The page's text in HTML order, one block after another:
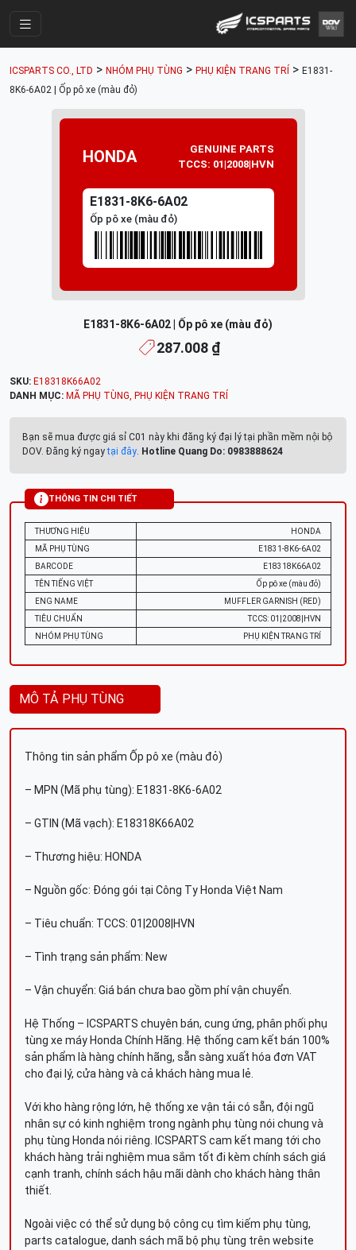
Parts Catalogue
Mã Phụ Tùng
Tài khoản
ICSPARTS CO., LTD > NHÓM PHỤ TÙNG > PHỤ KIỆN TRANG TRÍ > E1831-
8K6-6A02 | Ốp pô xe (màu đỏ)
HONDA
GENUINE PARTS
TCCS: 01|2008|HVN
E1831-8K6-6A02
Ốp pô xe (màu đỏ)
E1831-8K6-6A02 | Ốp pô xe (màu đỏ)
287.008 ₫
SKU: E18318K66A02
DANH MỤC: MÃ PHỤ TÙNG, PHỤ KIỆN TRANG TRÍ
Bạn sẽ mua được giá sỉ C01 này khi đăng ký đại lý tại phần mềm nội bộ
DOV. Đăng ký ngaytại đây. Hotline Quang Do: 0983888624
THÔNG TIN CHI TIẾT
THƯƠNG HIỆU
HONDA
MÃ PHỤ TÙNG
E1831-8K6-6A02
BARCODE
E18318K66A02
TÊN TIẾNG VIỆT
Ốp pô xe (màu đỏ)
ENG NAME
MUFFLER GARNISH (RED)
TIÊU CHUẨN
TCCS: 01|2008|HVN
NHÓM PHỤ TÙNG
PHỤ KIỆN TRANG TRÍ
MÔ TẢ PHỤ TÙNG
Thông tin sản phẩm Ốp pô xe (màu đỏ)
– MPN (Mã phụ tùng): E1831-8K6-6A02
– GTIN (Mã vạch): E18318K66A02
– Thương hiệu: HONDA
– Nguồn gốc: Đóng gói tại Công Ty Honda Việt Nam
– Tiêu chuẩn: TCCS: 01|2008|HVN
– Tình trạng sản phẩm: New
– Vận chuyển: Giá bán chưa bao gồm phí vận chuyển.
Hệ Thống – ICSPARTS chuyên bán, cung ứng, phân phối phụ
tùng xe máy Honda Chính Hãng. Hệ thống cam kết bán 100%
sản phẩm là hàng chính hãng, sẵn sàng xuất hóa đơn VAT
cho đại lý, cửa hàng và cả khách hàng mua lẻ.
Với kho hàng rộng lớn, hệ thống xe vận tải có sẵn, đội ngũ
nhân sự có kinh nghiệm trong ngành phụ tùng nói chung và
phụ tùng Honda nói riêng. ICSPARTS cam kết mang tới cho
khách hàng trải nghiệm mua sắm tốt đi kèm chính sách giá
cạnh tranh, chính sách hậu mãi dành cho khách hàng thân
thiết.
Ngoài việc có thể sử dụng bộ công cụ tìm kiếm phụ tùng,
parts catalogue, danh sách mã bộ phụ tùng trên website